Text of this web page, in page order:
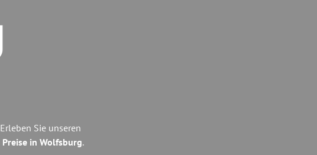
Sie unseren
Preise in Wolfsburg.